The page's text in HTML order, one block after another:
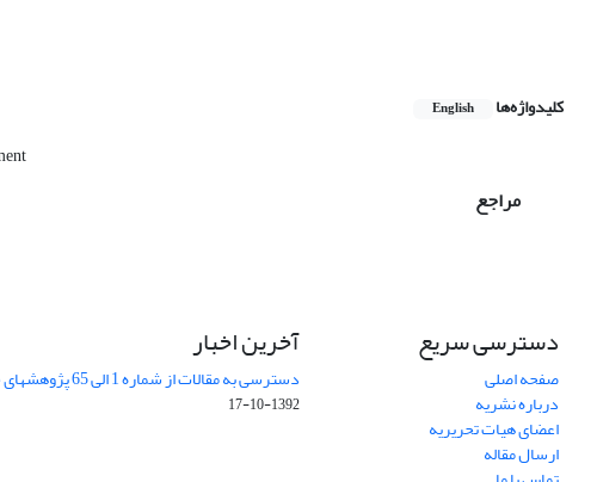
کلیدواژه‌ها English
مراجع
دسترسی سریع
صفحه اصلی
درباره نشریه
اعضای هیات تحریریه
ارسال مقاله
آخرین اخبار
دسترسی به مقالات از شماره 1 الی 65 پژوهشهای جغرافیایی
1392-10-17